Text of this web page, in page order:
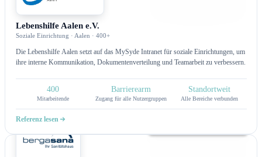
Intranet
Lebenshilfe Aalen e.V.
Soziale Einrichtung · Aalen · 400+
Die Lebenshilfe Aalen setzt auf das MySyde Intranet für soziale Einrichtungen, um
ihre interne Kommunikation, Dokumentenverteilung und Teamarbeit zu verbessern.
400
Mitarbeitende
Barrierearm
Zugang für alle Nutzergruppen
Standortweit
Alle Bereiche verbunden
Referenz lesen